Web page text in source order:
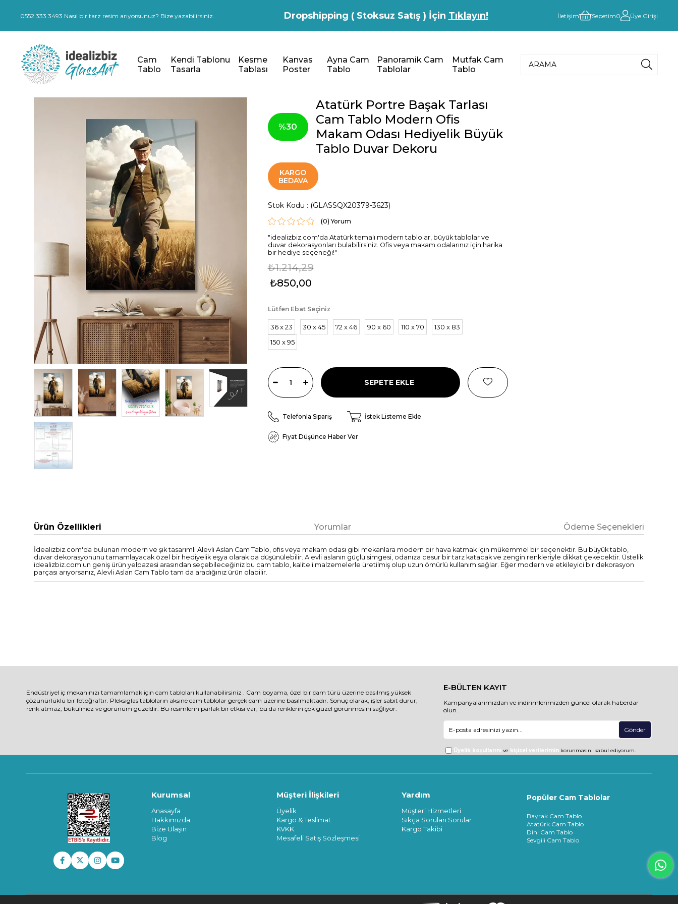
0552 333 3493 Nasıl bir tarz resim arıyorsunuz? Bize yazabilirsiniz. Dropshipping ( Stoksuz Satış ) İçin Tıklayın! İletişim Sepetim0 Üye Girişi
Cam
Tablo
Kendi Tablonu
Tasarla
Kesme
Tablası
Kanvas
Poster
Ayna Cam
Tablo
Panoramik Cam
Tablolar
Mutfak Cam
Tablo
30
Atatürk Portre Başak Tarlası
Cam Tablo Modern Ofis
Makam Odası Hediyelik Büyük
Tablo Duvar Dekoru
KARGO
BEDAVA
Stok Kodu (GLASSQX20379-3623)
(0)
"idealizbiz.com'da Atatürk temalı modern tablolar, büyük tablolar ve
duvar dekorasyonları bulabilirsiniz. Ofis veya makam odalarınız için harika
bir hediye seçeneği!"
₺1.214,29
₺850,00
Lütfen Ebat Seçiniz
36 x 23 30 x 45 72 x 46 90 x 60 110 x 70
130 x 83
150 x 95
Telefonla Sipariş İstek Listeme Ekle
Fiyat Düşünce Haber Ver
Ürün Özellikleri Yorumlar Ödeme Seçenekleri
İdealizbiz.com'da bulunan modern ve şık tasarımlı Alevli Aslan Cam Tablo, ofis veya makam odası gibi mekanlara modern bir hava katmak için mükemmel bir seçenektir. Bu büyük tablo,
duvar dekorasyonunu tamamlayacak özel bir hediyelik eşya olarak da düşünülebilir. Alevli aslanın güçlü simgesi, odanıza cesur bir tarz katacak ve zengin renkleriyle dikkat çekecektir. Üstelik
idealizbiz.com'un geniş ürün yelpazesi arasından seçebileceğiniz bu cam tablo, kaliteli malzemelerle üretilmiş olup uzun ömürlü kullanım sağlar. Eğer modern ve etkileyici bir dekorasyon
parçası arıyorsanız, Alevli Aslan Cam Tablo tam da aradığınız ürün olabilir.
Endüstriyel iç mekanınızı tamamlamak için cam tabloları kullanabilirsiniz . Cam boyama, özel bir cam türü üzerine basılmış yüksek
çözünürlüklü bir fotoğraftır. Pleksiglas tabloların aksine cam tablolar gerçek cam üzerine basılmaktadır. Sonuç olarak, işler sabit durur,
renk atmaz, bükülmez ve görünüm güzeldir. Bu resimlerin parlak bir etkisi var, bu da renklerin çok güzel görünmesini sağlıyor.
E-BÜLTEN KAYIT
Kampanyalarımızdan ve indirimlerimizden güncel olarak haberdar
olun.
Gönder
Üyelik koşullarını ve kişisel verilerimin korunmasını kabul ediyorum.
Kurumsal
Anasayfa
Hakkımızda
Bize Ulaşın
Blog
Müşteri İlişkileri
Üyelik
Kargo & Teslimat
KVKK
Mesafeli Satış Sözleşmesi
Yardım
Müşteri Hizmetleri
Sıkça Sorulan Sorular
Kargo Takibi
Popüler Cam Tablolar
Bayrak Cam Tablo
Atatürk Cam Tablo
Dini Cam Tablo
Sevgili Cam Tablo